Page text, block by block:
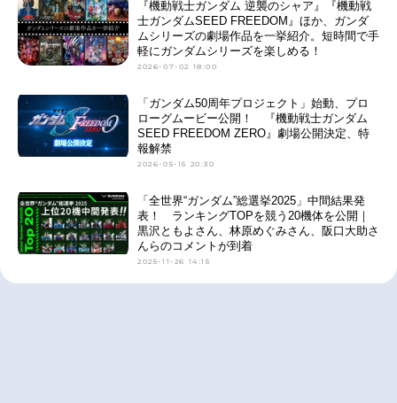
『機動戦士ガンダム 逆襲のシャア』『機動戦
士ガンダムSEED FREEDOM』ほか、ガンダ
ムシリーズの劇場作品を一挙紹介。短時間で手
軽にガンダムシリーズを楽しめる！
2026-07-02 18:00
「ガンダム50周年プロジェクト」始動、プロ
ローグムービー公開！ 『機動戦士ガンダム
SEED FREEDOM ZERO』劇場公開決定、特
報解禁
2026-05-15 20:30
「全世界“ガンダム”総選挙2025」中間結果発
表！ ランキングTOPを競う20機体を公開｜
黒沢ともよさん、林原めぐみさん、阪口大助さ
んらのコメントが到着
2025-11-26 14:15